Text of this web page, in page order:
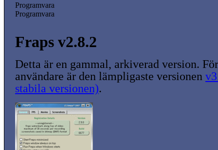
Programvara
Programvara
Fraps v2.8.2
Detta är en gammal, arkiverad version.
användare är den lämpligaste versionen
stabila versionen).